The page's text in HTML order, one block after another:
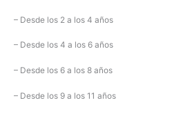
– Desde los 2 a los 4 años
– Desde los 4 a los 6 años
– Desde los 6 a los 8 años
– Desde los 9 a los 11 años